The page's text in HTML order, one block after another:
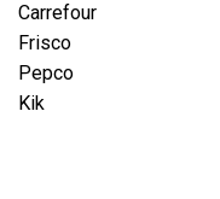
Carrefour
Frisco
Pepco
Kik